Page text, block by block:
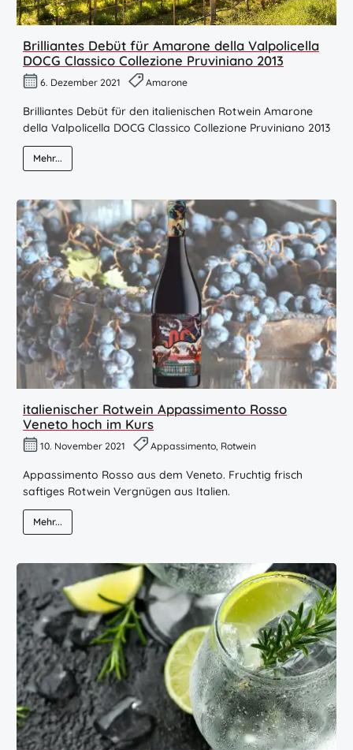
Brilliantes Debüt für Amarone della Valpolicella
DOCG Classico Collezione Pruviniano 2013
6. Dezember 2021 Amarone
Brilliantes Debüt für den italienischen Rotwein Amarone
della Valpolicella DOCG Classico Collezione Pruviniano 2013
Mehr...
italienischer Rotwein Appassimento Rosso
Veneto hoch im Kurs
10. November 2021 Appassimento, Rotwein
Appassimento Rosso aus dem Veneto. Fruchtig frisch
saftiges Rotwein Vergnügen aus Italien.
Mehr...